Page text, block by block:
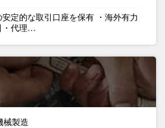
安定的な取引口座を保有 ・海外有力
・代理…
械製造